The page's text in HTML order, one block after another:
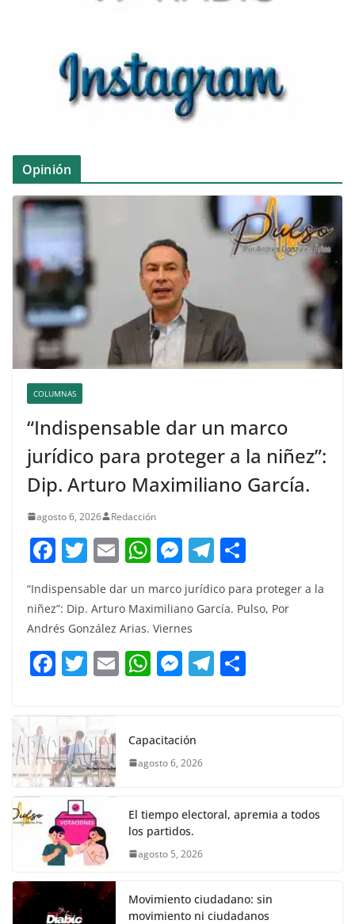
Opinión
COLUMNAS
“Indispensable dar un marco
jurídico para proteger a la niñez”:
Dip. Arturo Maximiliano García.
agosto 6, 2026 Redacción
F
c
e
b
o
k
T
w
itt
er
E
ai
l
W
at
s
A
p
M
e
ss
e
n
g
T
e
a
m
m
“Indispensable dar un marco jurídico para proteger a la
niñez”: Dip. Arturo Maximiliano García. Pulso, Por
Andrés González Arias. Viernes
F
c
e
b
o
o
k
T
itt
er
E W
s
A
p
M
e
n
er
T
Capacitación
agosto 6, 2026
El tiempo electoral, apremia a todos
los partidos.
agosto 5, 2026
Movimiento ciudadano: sin
movimiento ni ciudadanos